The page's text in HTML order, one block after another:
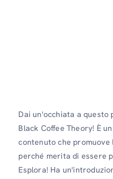
Dai un'occhiata a questo
Black Coffee Theory! È
contenuto che
perché merita di essere
Esplora! Ha